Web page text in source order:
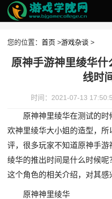
您的位置： 首页 >游戏杂谈 >
原神手游神里绫华
线时
时间：2021-07-13
原神神里绫华在测试的
欢神里绫华大小姐的造型，
评，很多玩家不知道原神手
绫华的推出时间是什么时候
这个角色的相关介绍，对其感
原神神里绫华